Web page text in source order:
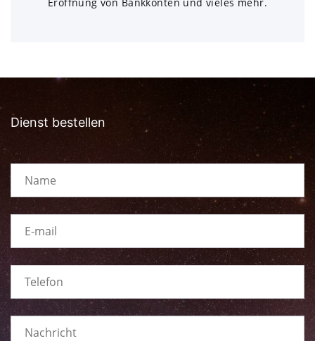
Eröffnung von Bankkonten und vieles mehr.
Dienst bestellen